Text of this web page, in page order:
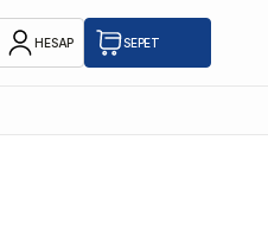
HESAP SEPET